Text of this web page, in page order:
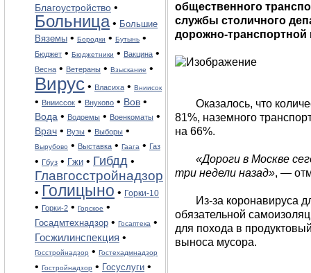
Благоустройство •
Больница• Большие
Вяземы • Бородки • Бутынь •
Бюджет • Бюджетники • Вакцина •
Весна • Ветераны • Взыскание •
Вирус • Власиха • Вниисок
• Внииссок • Внуково • Вов •
Вода • Водоемы • Военкоматы •
Врач • Вузы • Выборы •
Вырубово • Выставка • Гаага • Газ
• Гбуз • Гжи • Гибдд •
Главгосстройнадзор
• Голицыно • Горки-10
• Горки-2 • Горское •
Госадмтехнадзор • Госаптека •
Госжилинспекция •
Госстройнадзор • Гостехадмнадзор
• Гостройнадзор • Госуслуги •
общественного
службы столичного
дорожно-
Оказалось, что
81%, наземного
на 66%.
«Дороги в Москве
три недели назад», —
Из-за коронавируса
обязательной
для похода в
выноса мусора.